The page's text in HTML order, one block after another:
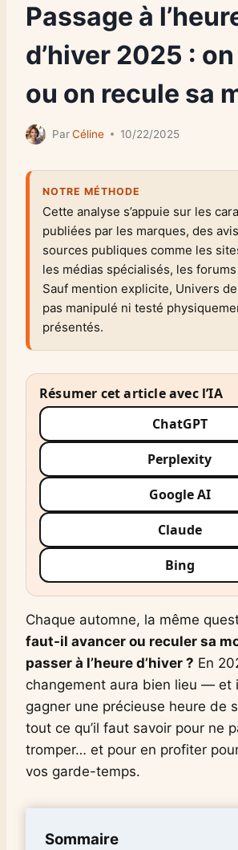
Passage à
d’hiver 2025 :
ou on recule sa
ParCéline 10/22/2025
NOTRE MÉTHODE
Cette analyse s’appuie sur les
publiées par les marques, des
sources publiques comme les
les médias spécialisés, les
Sauf mention explicite, Univers de
pas manipulé ni testé
présentés.
Résumer cet article avec l’IA
ChatGPT
Perplexity
Google AI
Claude
Bing
Chaque automne, la même
faut-il avancer ou reculer sa
passer à l’heure d’hiver ? En
changement aura bien lieu — et
gagner une précieuse heure de
tout ce qu’il faut savoir pour ne
tromper… et pour en profiter
vos garde-temps.
Sommaire